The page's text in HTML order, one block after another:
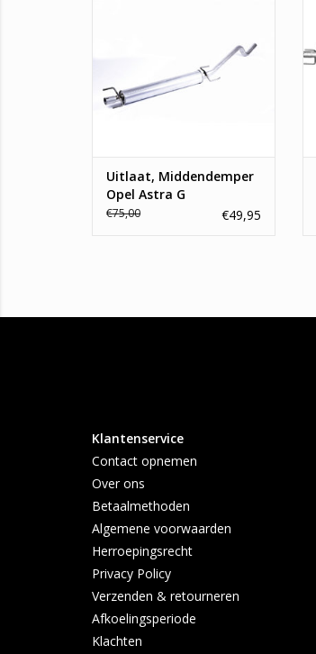
Uitlaat, Middendemper
Opel Astra G
€75,00 €49,95
Klantenservice
Contact opnemen
Over ons
Betaalmethoden
Algemene voorwaarden
Herroepingsrecht
Privacy Policy
Verzenden & retourneren
Afkoelingsperiode
Klachten